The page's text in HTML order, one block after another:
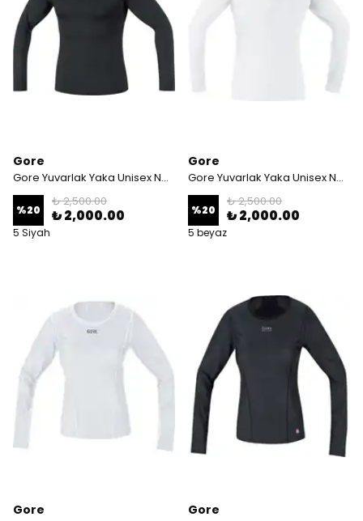
Gore
Gore Yuvarlak Yaka Unisex Nefes Alan Termal İçlik/ Siyah
%20
₺ 2,500.00
₺ 2,000.00
5 Siyah
Gore
Gore Yuvarlak Yaka Unisex Nefes Alan Termal İçlik/ Beyaz
%20
₺ 2,500.00
₺ 2,000.00
5 beyaz
Gore Gore